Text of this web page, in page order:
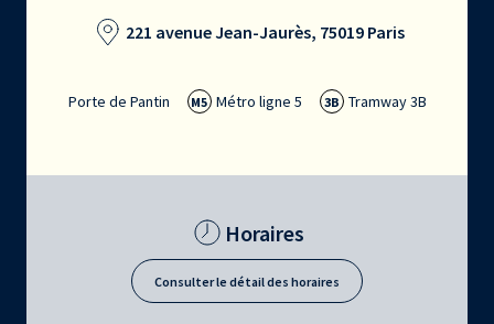
221 avenue Jean-Jaurès, 75019 Paris
Porte de Pantin M5 Métro ligne 5 3B Tramway 3B
Horaires
Consulter le détail des horaires